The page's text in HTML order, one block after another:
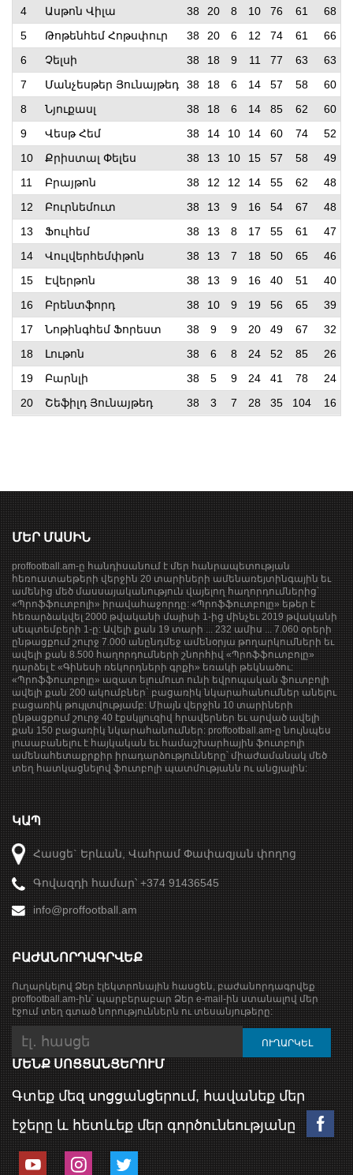
4
Ասթոն Վիլա 38 20 8 10 76 61
68
5
Թոթենհեմ Հոթսփուր 38 20 6 12 74 61
66
6
Չելսի 38 18 9 11 77 63
63
7
Մանչեսթեր Յունայթեդ 38 18 6 14 57 58
60
8
Նյուքասլ 38 18 6 14 85 62
60
9
Վեսթ Հեմ 38 14 10 14 60 74
52
10
Քրիստալ Փելես 38 13 10 15 57 58
49
11
Բրայթոն 38 12 12 14 55 62
48
12
Բուրնեմուտ 38 13 9 16 54 67
48
13
Ֆուլհեմ 38 13 8 17 55 61
47
14
Վուլվերհեմփթոն 38 13 7 18 50 65
46
15
Էվերթոն 38 13 9 16 40 51
40
16
Բրենտֆորդ 38 10 9 19 56 65
39
17
Նոթինգհեմ Ֆորեստ 38 9 9 20 49 67
32
18
Լութոն 38 6 8 24 52 85
26
19
Բարնլի 38 5 9 24 41 78
24
20
Շեֆիլդ Յունայթեդ 38 3 7 28 35 104 16
ՄԵՐ ՄԱՍԻՆ
proffootball.am-ը հանդիսանում է մեր հանրապետության
հեռուստաեթերի վերջին 20 տարիների ամենառեյտինգային եւ
ամենից մեծ մասսայականություն վայելող հաղորդումներից՝
«Պրոֆֆուտբոլի» իրավահաջորդը: «Պրոֆֆուտբոլը» եթեր է
հեռարձակվել 2000 թվականի մայիսի 1-ից մինչեւ 2019 թվականի
սեպտեմբերի 1-ը: Ավելի քան 19 տարի ... 232 ամիս ... 7.060 օրերի
ընթացքում շուրջ 7.000 անընդմեջ ամենօրյա թողարկումների եւ
ավելի քան 8.500 հաղորդումների շնորհիվ «Պրոֆֆուտբոլը»
դարձել է «Գինեսի ռեկորդների գրքի» եռակի թեկնածու:
«Պրոֆֆուտբոլը» ազատ ելումուտ ունի եվրոպական ֆուտբոլի
ավելի քան 200 ակումբներ` բացառիկ նկարահանումներ անելու
բացառիկ թույլտվությամբ: Միայն վերջին 10 տարիների
ընթացքում շուրջ 40 էքսկլյուզիվ հրավերներ եւ արված ավելի
քան 150 բացառիկ նկարահանումներ: proffootball.am-ը նույնպես
լուսաբանելու է հայկական եւ համաշխարհային ֆուտբոլի
ամենահետաքրքիր իրադարձությունները՝ միաժամանակ մեծ
տեղ հատկացնելով ֆուտբոլի պատմությանն ու անցյալին:
ԿԱՊ
Հասցե` Երևան, Վահրամ Փափազյան փողոց
Գովազդի համար՝ +374 91436545
info@proffootball.am
ԲԱԺԱՆՈՐԴԱԳՐՎԵՔ
Ուղարկելով Ձեր էլեկտրոնային հասցեն, բաժանորդագրվեք
proffootball.am-ին՝ պարբերաբար Ձեր e-mail-ին ստանալով մեր
էջում տեղ գտած նորություններն ու տեսանյութերը:
ՄԵՆՔ ՍՈՑՑԱՆՑԵՐՈՒՄ
Գտեք մեզ սոցցանցերում, հավանեք մեր
էջերը և հետևեք մեր գործունեությանը